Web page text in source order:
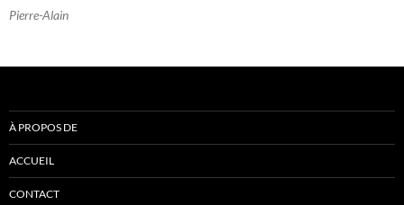
Pierre-Alain
À PROPOS DE
ACCUEIL
CONTACT